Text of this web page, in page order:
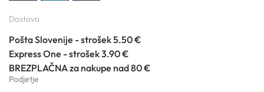
Dostava
Pošta Slovenije - strošek 5.50 €
Express One - strošek 3.90 €
BREZPLAČNA za nakupe nad 80 €
Podjetje